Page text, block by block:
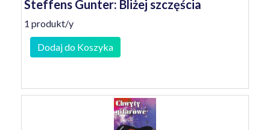
Steffens Gunter: Bliżej szczęścia
1 produkt/y
Dodaj do Koszyka